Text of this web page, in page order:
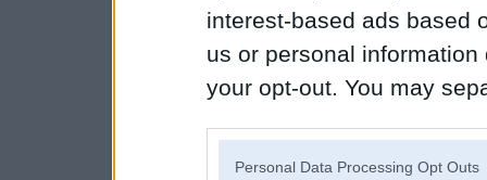
interest-based ads based
us or personal
your opt-out. You may
Personal Data Processing Opt Outs